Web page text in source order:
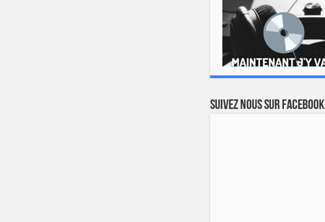
Suivez nous sur Facebook